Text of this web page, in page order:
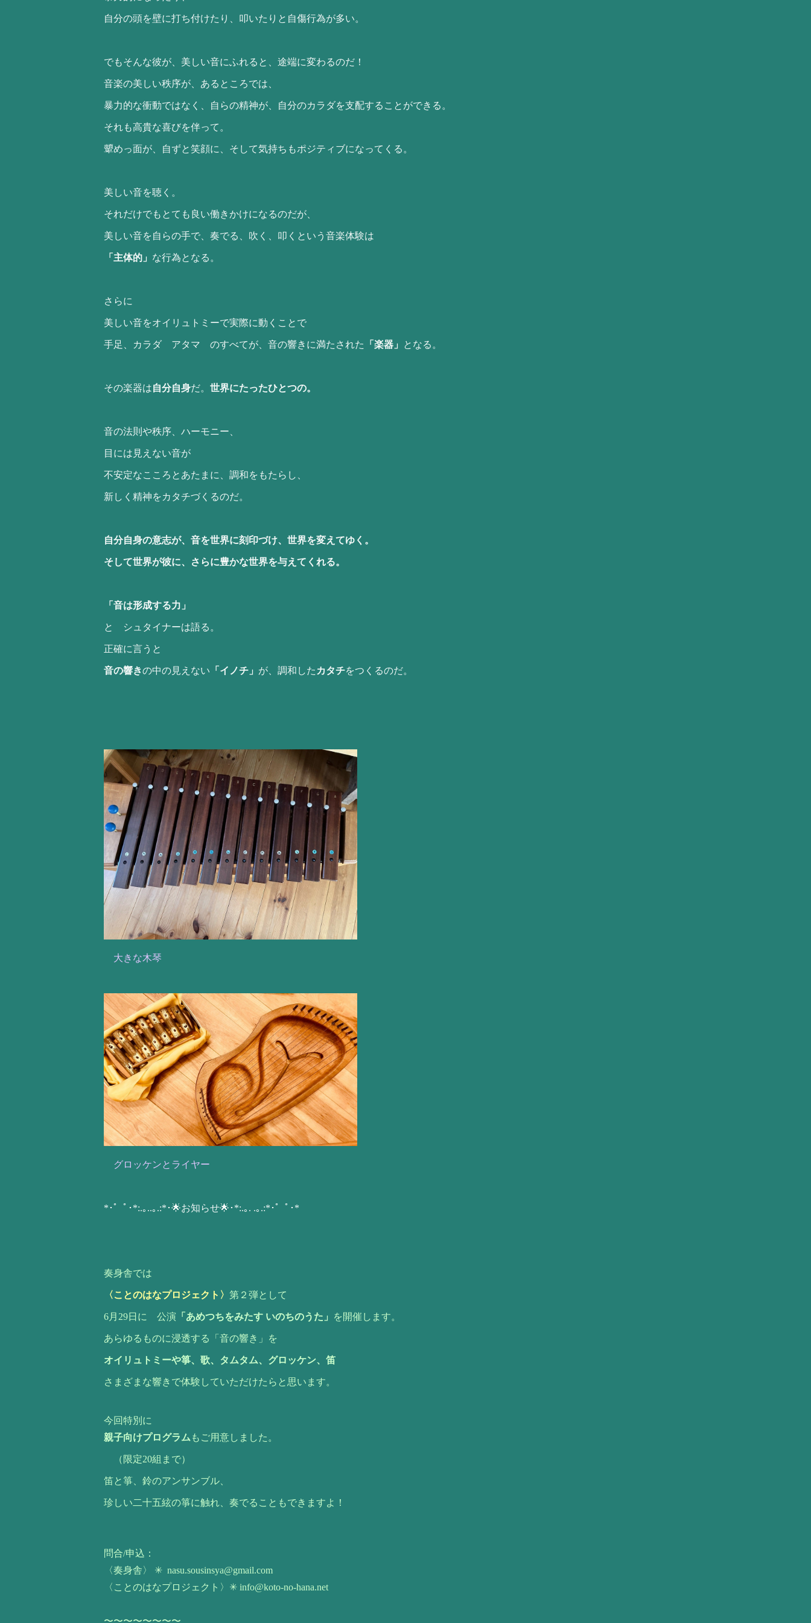
自分の頭を壁に打ち付けたり、叩いたりと自傷行為が多い。
でもそんな彼が、美しい音にふれると、途端に変わるのだ！
音楽の美しい秩序が、あるところでは、
暴力的な衝動ではなく、自らの精神が、自分のカラダを支配することができる。
それも高貴な喜びを伴って。
顰めっ面が、自ずと笑顔に、そして気持ちもポジティブになってくる。
美しい音を聴く。
それだけでもとても良い働きかけになるのだが、
美しい音を自らの手で、奏でる、吹く、叩くという音楽体験は
「主体的」 な行為となる。
さらに
美しい音をオイリュトミーで実際に動くことで
手足、カラダ アタマ のすべてが、音の響きに満たされた 「楽器」 となる。
その楽器は自分自身だ。 世界にたったひとつの。
音の法則や秩序、ハーモニー、
目には見えない音が
不安定なこころとあたまに、調和をもたらし、
新しく精神をカタチづくるのだ。
自分自身の意志が、音を世界に刻印づけ、世界を変えてゆく。
そして世界が彼に、さらに豊かな世界を与えてくれる。
「音は形成する力」
と シュタイナーは語る。
正確に言うと
音の響きの中の見えない 「イノチ」 が、調和した カタチをつくるのだ。
大きな木琴
グロッケンとライヤー
*･゜ﾟ･*:.｡..｡.:*･🌟お知らせ🌟･*:.｡. .｡.:*･゜ﾟ･*
奏身舎では
〈ことのはなプロジェクト〉 第２弾として
6月29日に 公演 「あめつちをみたす いのちのうた」 を開催します。
あらゆるものに浸透する「音の響き」を
オイリュトミーや箏、歌、タムタム、グロッケン、笛
さまざまな響きで体験していただけたらと思います。
今回特別に
親子向けプログラム もご用意しました。
（限定20組まで）
笛と箏、鈴のアンサンブル、
珍しい二十五絃の箏に触れ、奏でることもできますよ！
問合/申込：
〈奏身舎〉 ✳︎ nasu.sousinsya@gmail.com
〈ことのはなプロジェクト〉✳︎ info@koto-no-hana.net
〜〜〜〜〜〜〜〜